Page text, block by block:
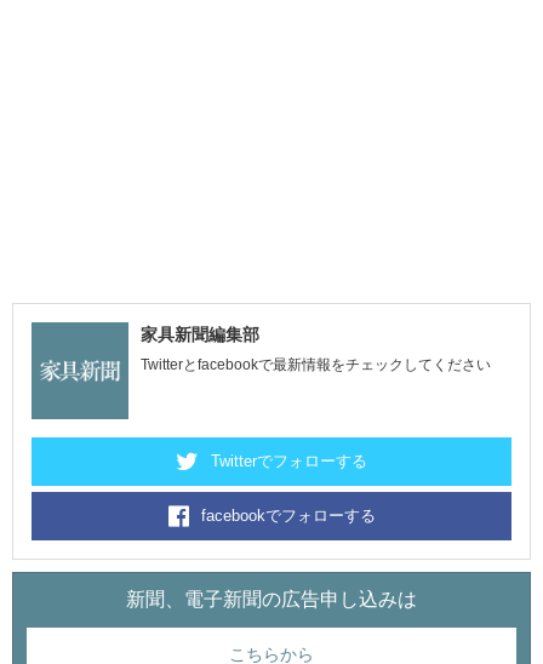
家具新聞編集部
Twitterとfacebookで最新情報をチェックしてください
Twitterでフォローする
facebookでフォローする
新聞、電子新聞の広告申し込みは
こちらから